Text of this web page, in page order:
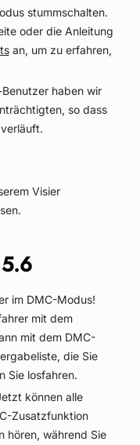
stummschalten.
oder die Anleitung
an, um zu erfahren,
haben wir
so dass
Visier
im DMC-Modus!
mit dem
mit dem DMC-
die Sie
Sie losfahren.
können alle
Zusatzfunktion
hören, während Sie